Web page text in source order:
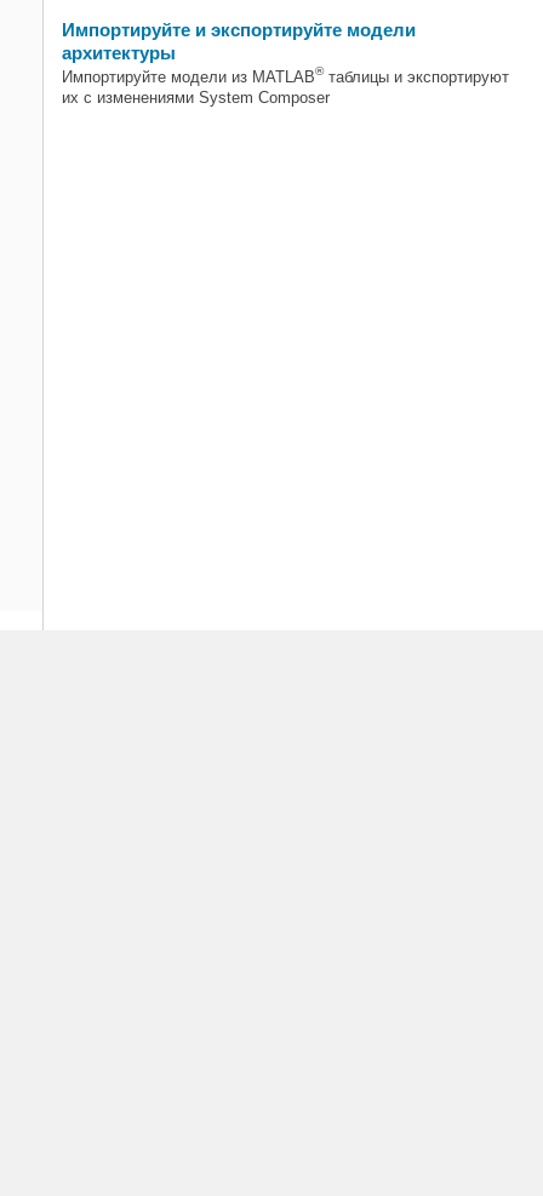
Импортируйте и экспортируйте модели
архитектуры
Импортируйте модели из MATLAB®таблицы и экспортируют
их с изменениями System Composer